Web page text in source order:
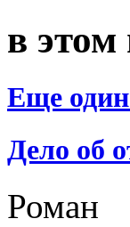
в этом
Еще
Дело об
Роман